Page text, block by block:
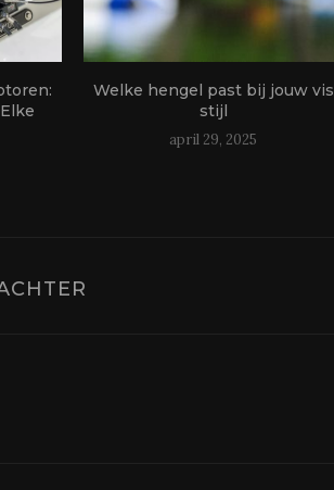
Welke hengel past bij jouw vis
stijl
april 29, 2025